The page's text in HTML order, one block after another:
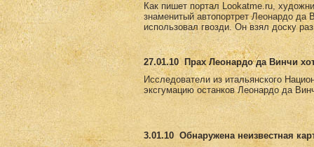
Как пишет портал Lookatme.ru,
знаменитый автопортрет Леонардо да
использовал гвозди. Он взял доску
27.01.10
Прах Леонардо да Винчи
Исследователи из итальянского
эксгумацию останков Леонардо да
3.01.10 Обнаружена неизвестная